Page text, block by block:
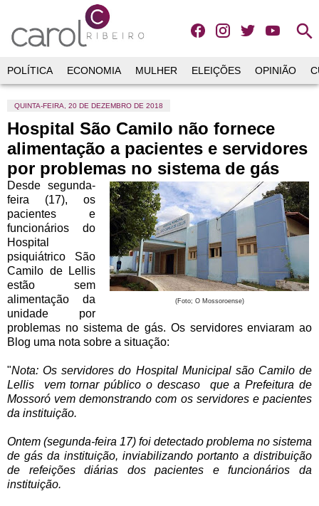
search
POLÍTICA ECONOMIA MULHER ELEIÇÕES OPINIÃO
QUINTA-FEIRA, 20 DE DEZEMBRO DE 2018
Hospital São Camilo não fornece
alimentação a pacientes e servidores
por problemas no sistema de gás
(Foto; O Mossoroense)
Desde segunda-
feira (17), os
pacientes e
funcionários do
Hospital
psiquiátrico São
Camilo de Lellis
estão sem
alimentação da
unidade por
problemas no sistema de gás. Os servidores enviaram ao
Blog uma nota sobre a situação:
"Nota: Os servidores do Hospital Municipal são Camilo de
Lellis vem tornar público o descaso que a Prefeitura de
Mossoró vem demonstrando com os servidores e pacientes
da instituição.
Ontem (segunda-feira 17) foi detectado problema no sistema
de gás da instituição, inviabilizando portanto a distribuição
de refeições diárias dos pacientes e funcionários da
instituição.